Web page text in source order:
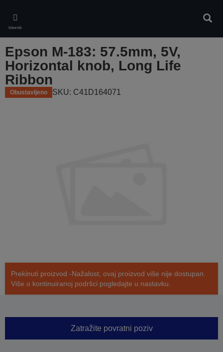
main
content
Izbornik
Epson M-183: 57.5mm, 5V,
Horizontal knob, Long Life
Ribbon
Obustavljeno SKU: C41D164071
Prekinuti proizvod -Nažalost, ovaj proizvod više nije dostupan.
Više o kontinuiranoj podršci pogledajte u nastavku.
Zatražite povratni poziv